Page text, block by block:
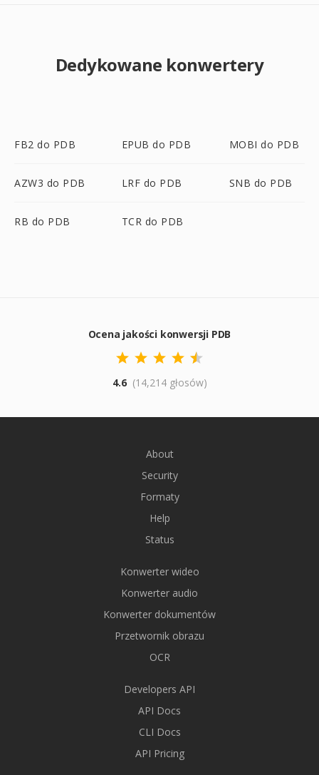
Dedykowane konwertery
FB2 do PDB EPUB do PDB MOBI do PDB
AZW3 do PDB LRF do PDB SNB do PDB
RB do PDB TCR do PDB
Ocena jakości konwersji PDB
4.6 (14,214 głosów)
About
Security
Formaty
Help
Status
Konwerter wideo
Konwerter audio
Konwerter dokumentów
Przetwornik obrazu
OCR
Developers API
API Docs
CLI Docs
API Pricing